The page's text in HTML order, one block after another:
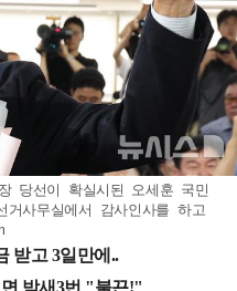
당선이 확실시된 오세훈 국민
사무실에서 감사인사를 하고